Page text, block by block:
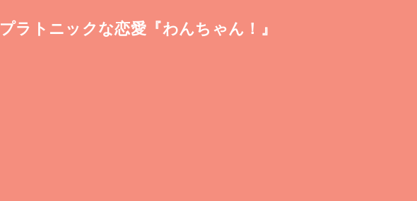
プラトニックな恋愛『わんちゃん！』